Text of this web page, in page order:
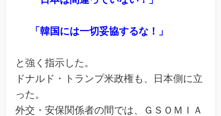
「韓国には一切妥協するな！」
と強く指示した。
ドナルド・トランプ米政権も、日本側に立
った。
外交・安保関係者の間では、ＧＳＯＭＩＡ